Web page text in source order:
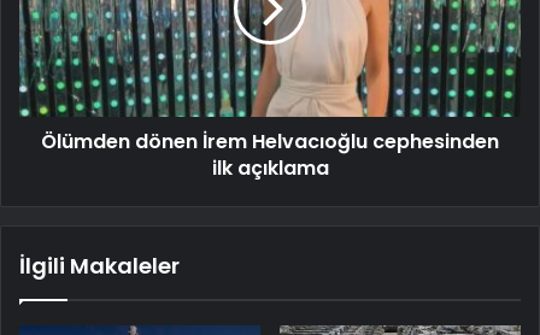
Ölümden dönen İrem Helvacıoğlu cephesinden
ilk açıklama
İlgili Makaleler